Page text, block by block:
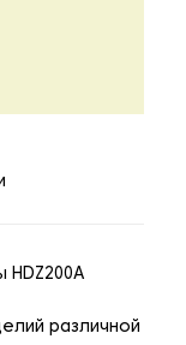
HDZ200A
различной